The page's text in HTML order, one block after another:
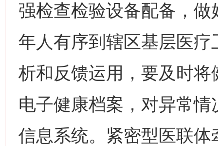
强检查检验设备配备，
年人有序到辖区基层医
析和反馈运用，要及时
电子健康档案，对异常
信息系统。紧密型医联